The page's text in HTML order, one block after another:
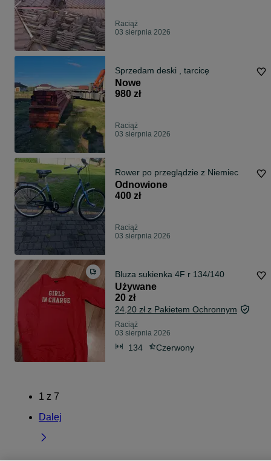
Raciąż
03 sierpnia 2026
Sprzedam deski , tarcicę
Nowe
980 zł
Raciąż
03 sierpnia 2026
Rower po przeglądzie z Niemiec
Odnowione
400 zł
Raciąż
03 sierpnia 2026
Bluza sukienka 4F r 134/140
Używane
20 zł
24,20 zł z Pakietem Ochronnym
Raciąż
03 sierpnia 2026
134 Czerwony
1 z 7
Dalej